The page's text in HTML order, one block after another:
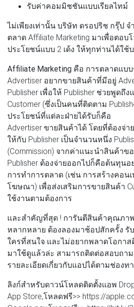
รับค่าคอมมิชชันแบบเรียลไทม์
ไม่เพียงเท่านั้น บริษัท ดรอปริช กรุ๊ป
ตลาด Affiliate Marketing มาเพื่อตอบ
ประโยชน์แบบ 2 เด้ง ให้ทุกท่านได้ใช้
Affiliate Marketing คือ การตลาดแบ
Advertiser อยากขายสินค้าที่มีอยู่
Publisher เพื่อให้ Publisher ช่วยพูดถึ
Customer (ซึ่งเป็นคนที่ติดตาม
ประโยชน์ที่แต่ละฝ่ายได้รับก็คือ
Advertiser ขายสินค้าได้ โดยที่ต้องจ่
ให้กับ Publisher เป็นจำนวนหนึ่ง
(Commission) จากค่าแนะนำสินค้าข
Publisher ต้องจ่ายออกไปก็คือต้นทุนอ
การทำการตลาด (เช่น การสร้างคอน
โฆษณา) เพื่อส่งเสริมการขายสินค้า
ใช้งานตามต้องการ
เเละสำคัญที่สุด ! การันตีสินค้าคุณภา
หลากหลาย ต้องลองมาช้อปสักครั้ง รั
ใครที่สนใจ และไม่อยากพลาดโอกา
มาใช้ดูแล้วล่ะ สามารถติดต่อสอบถา
รายละเอียดเกี่ยวกับแอปได้ตามช่องท
ลิงก์สำหรับดาวน์โหลดติดตั้งแอพ
App Store,โหลดฟรี>> https://